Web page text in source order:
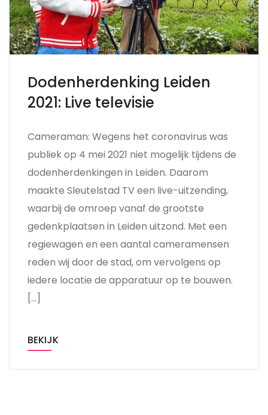
Dodenherdenking Leiden
2021: Live televisie
Cameraman: Wegens het coronavirus was
publiek op 4 mei 2021 niet mogelijk tijdens de
dodenherdenkingen in Leiden. Daarom
maakte Sleutelstad TV een live-uitzending,
waarbij de omroep vanaf de grootste
gedenkplaatsen in Leiden uitzond. Met een
regiewagen en een aantal cameramensen
reden wij door de stad, om vervolgens op
iedere locatie de apparatuur op te bouwen.
[…]
BEKIJK